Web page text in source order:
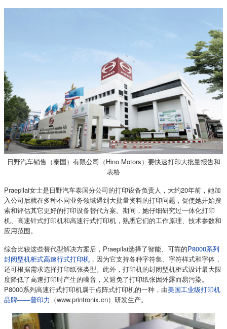
日野汽车销售（泰国）有限公司（Hino Motors）要快速打印大批量报告和
表格
Praepilai女士是日野汽车泰国分公司的打印设备负责人，大约20年前，她加
入公司后就在多种不同业务领域遇到大批量资料的打印问题，促使她开始搜
索和评估其它更好的打印设备替代方案。期间，她仔细研究过一体化打印
机、高速针式打印机和高速行式打印机，熟悉它们的工作原理、技术参数和
应用范围。
综合比较这些替代型解决方案后，Praepilai选择了智能、可靠的P8000系列
封闭型机柜式高速行式打印机 ，因为它支持各种字符集、字符样式和字体，
还可根据需求选择打印纸张类型。此外，打印机的封闭型机柜式设计最大限
度降低了高速打印时产生的噪音，又避免了打印纸张因外露而易污染。
P8000系列高速行式打印机属于点阵式打印机的一种，由美国工业级打印机
品牌——普印力 （www.printronix.cn）研发生产。